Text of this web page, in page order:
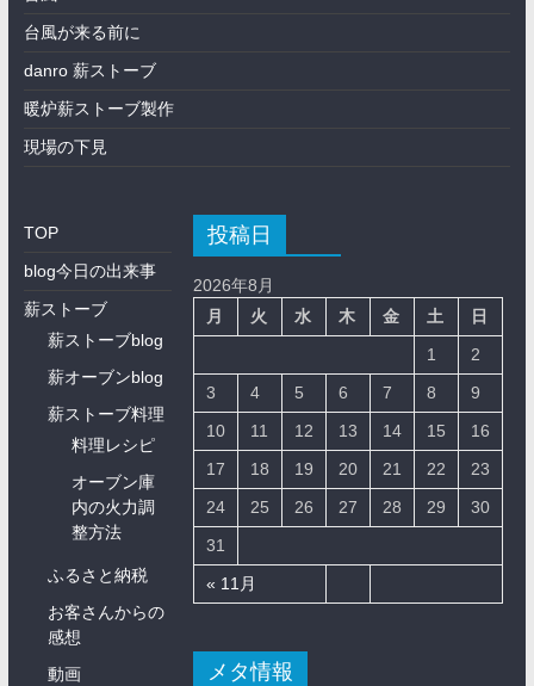
台風が来る前に
danro 薪ストーブ
暖炉薪ストーブ製作
現場の下見
TOP
blog今日の出来事
薪ストーブ
薪ストーブblog
薪オーブンblog
薪ストーブ料理
料理レシピ
オーブン庫
内の火力調
整方法
ふるさと納税
お客さんからの
感想
動画
投稿日
2026年8月
月
火 水 木 金 土 日
« 11月
1
2
3
4 5 6 7 8
9
10
11 12 13 14 15
16
17
18 19 20 21 22
23
24
25 26 27 28 29
30
31
メタ情報